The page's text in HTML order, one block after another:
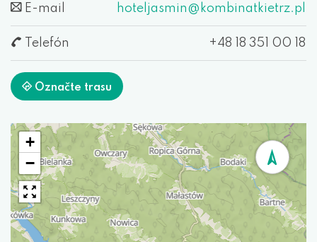
E-mail hoteljasmin@kombinatkietrz.pl
Telefón +48 18 351 00 18
Označte trasu
+
−